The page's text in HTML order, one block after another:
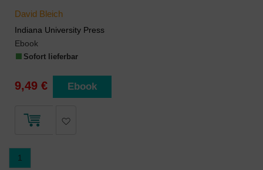
David Bleich
Indiana University Press
Ebook
Sofort lieferbar
9,49 € Ebook
1